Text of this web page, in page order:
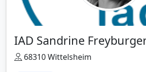
IAD Sandrine
68310 Wittelsheim